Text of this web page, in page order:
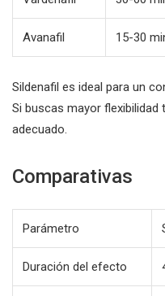
Avanafil 15-30
Sildenafil es ideal para un
Si buscas mayor
adecuado.
Comparativas
Parámetro
Duración del efecto